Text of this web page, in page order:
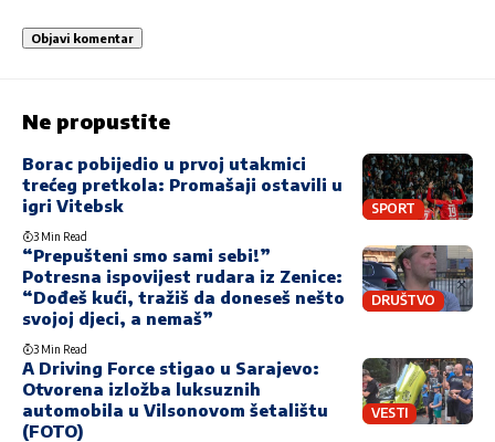
Ne propustite
SPORT
Borac pobijedio u prvoj utakmici
trećeg pretkola: Promašaji ostavili u
igri Vitebsk
3 Min Read
DRUŠTVO
“Prepušteni smo sami sebi!”
Potresna ispovijest rudara iz Zenice:
“Dođeš kući, tražiš da doneseš nešto
svojoj djeci, a nemaš”
3 Min Read
VESTI
A Driving Force stigao u Sarajevo:
Otvorena izložba luksuznih
automobila u Vilsonovom šetalištu
(FOTO)